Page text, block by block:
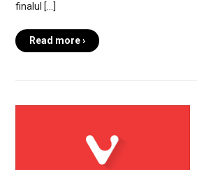
finalul […]
Read more ›